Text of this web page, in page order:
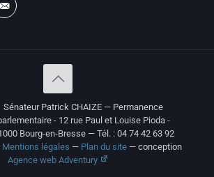
Sénateur Patrick CHAIZE — Permanence
- 12 rue Paul et Louise Pioda -
Bourg-en-Bresse — Tél. : 04 74 42 63 92
Mentions légales — Plan du site — conception
Agence web Adventury